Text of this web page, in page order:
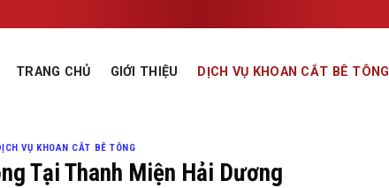
TRANG CHỦ GIỚI THIỆU DỊCH VỤ KHOAN CẮT BÊ TÔNG
VỤ KHOAN CẮT BÊ TÔNG
Tại Thanh Miện Hải Dương